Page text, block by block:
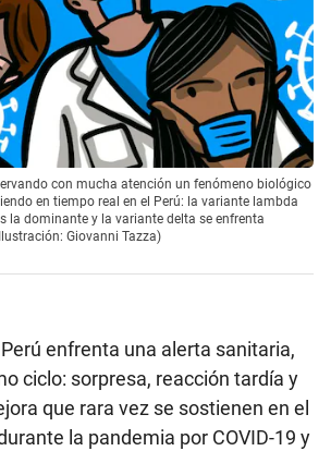
con mucha atención un fenómeno biológico
en tiempo real en el Perú: la variante lambda
la dominante y la variante delta se enfrenta
Giovanni Tazza)
enfrenta una alerta sanitaria,
ciclo: sorpresa, reacción tardía y
que rara vez se sostienen en el
la pandemia por COVID-19 y